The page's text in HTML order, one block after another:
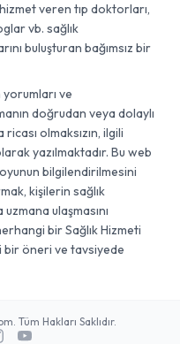
veren tıp doktorları,
vb. sağlık
buluşturan bağımsız bir
ve
doğrudan veya dolaylı
olmaksızın, ilgili
yazılmaktadır. Bu web
bilgilendirilmesini
kişilerin sağlık
ulaşmasını
bir Sağlık Hizmeti
bir öneri ve tavsiyede
Tüm Hakları Saklıdır.